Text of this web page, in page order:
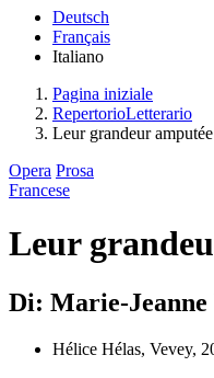
Deutsch
Français
Italiano
Pagina iniziale
RepertorioLetterario
Leur grandeur amputée
Opera Prosa
Francese
Leur
Di: Marie-Jeanne
Hélice Hélas, Vevey,